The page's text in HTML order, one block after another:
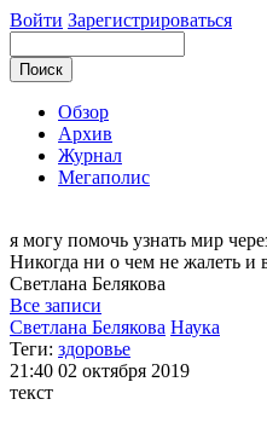
Войти Зарегистрироваться
Обзор
Архив
Журнал
Мегаполис
я могу помочь узнать мир
Никогда ни о чем не жалеть и
Светлана Белякова
Все записи
Светлана Белякова Наука
Теги: здоровье
21:40 02 октября 2019
текст